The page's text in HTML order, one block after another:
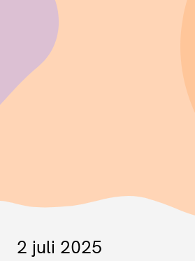
2 juli 2025